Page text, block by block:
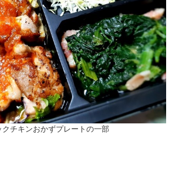
クチキンおかずプレートの一部